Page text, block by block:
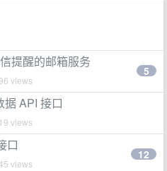
提醒的邮箱服务
views
5
API 接口
views
口
views
12